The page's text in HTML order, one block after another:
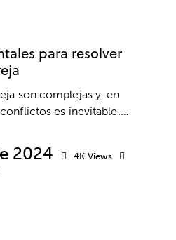
para resolver
son complejas y, en
es inevitable.…
2024 4K Views